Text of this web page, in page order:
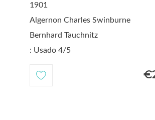
1901
Algernon Charles Swinburne
Bernhard Tauchnitz
: Usado 4/5